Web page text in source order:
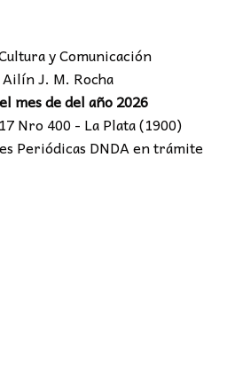
y Comunicación
J. M. Rocha
mes de del año 2026
Nro 400 - La Plata (1900)
Periódicas DNDA en trámite